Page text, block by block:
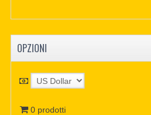
OPZIONI
0 prodotti